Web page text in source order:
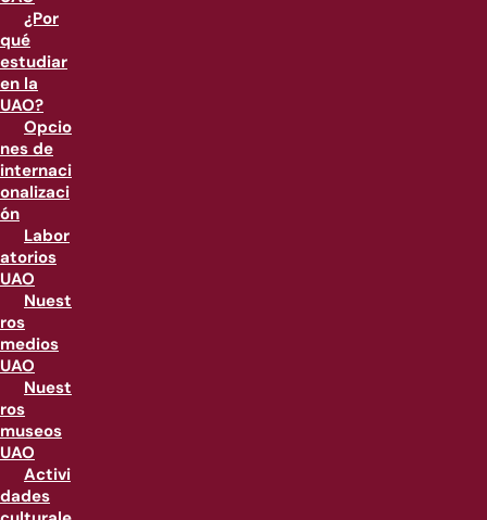
¿Por
qué
estudiar
en la
UAO?
Opcio
nes de
internaci
onalizaci
ón
Labor
atorios
UAO
Nuest
ros
medios
UAO
Nuest
ros
museos
UAO
Activi
dades